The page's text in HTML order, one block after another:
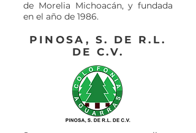
de Morelia Michoacán, y fundada
en el año de 1986.
PINOSA, S. DE R.L.
DE C.V.